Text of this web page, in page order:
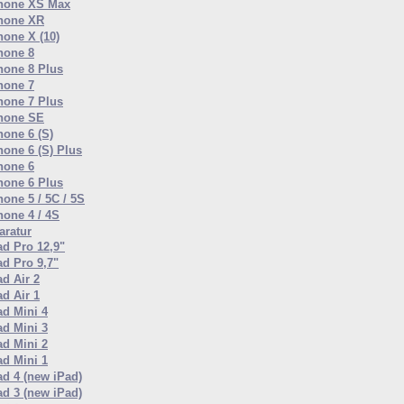
XS Max
XR
X (10)
8
8 Plus
7
7 Plus
SE
6 (S)
6 (S) Plus
6
6 Plus
5 / 5C / 5S
4 / 4S
Pro 12,9"
Pro 9,7"
Air 2
Air 1
Mini 4
Mini 3
Mini 2
Mini 1
4 (new iPad)
3 (new iPad)